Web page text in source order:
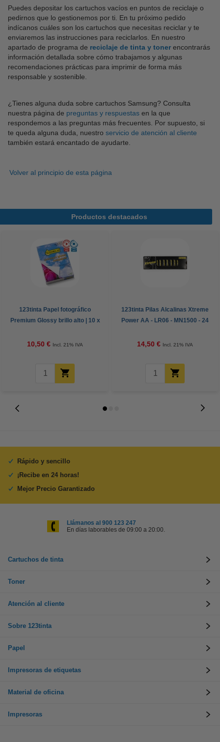
Puedes depositar los cartuchos vacíos en puntos de reciclaje o
pedirnos que lo gestionemos por ti. En tu próximo pedido
indícanos cuáles son los cartuchos que necesitas reciclar y te
enviaremos las instrucciones para reciclarlos. En nuestro
apartado de programa de reciclaje de tinta y toner encontrarás
información detallada sobre cómo trabajamos y algunas
recomendaciones prácticas para imprimir de forma más
responsable y sostenible.
¿Tienes alguna duda sobre cartuchos Samsung? Consulta
nuestra página de preguntas y respuestas en la que
respondemos a las preguntas más frecuentes. Por supuesto, si
te queda alguna duda, nuestro servicio de atención al cliente
también estará encantado de ayudarte.
Volver al principio de esta página
Productos destacados
123tinta Papel fotográfico
Premium Glossy brillo alto | 10 x
10,50 € Incl. 21% IVA
123tinta Pilas Alcalinas Xtreme
Power AA - LR06 - MN1500 - 24
14,50 € Incl. 21% IVA
Rápido y sencillo
¡Recibe en 24 horas!
Mejor Precio Garantizado
Llámanos al 900 123 247
En días laborables de 09:00 a 20:00.
Cartuchos de tinta
Toner
Atención al cliente
Sobre 123tinta
Papel
Impresoras de etiquetas
Material de oficina
Impresoras